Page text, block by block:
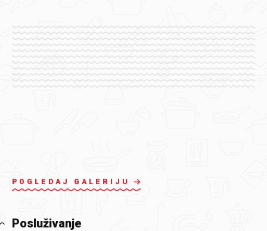
POGLEDAJ GALERIJU
Posluživanje